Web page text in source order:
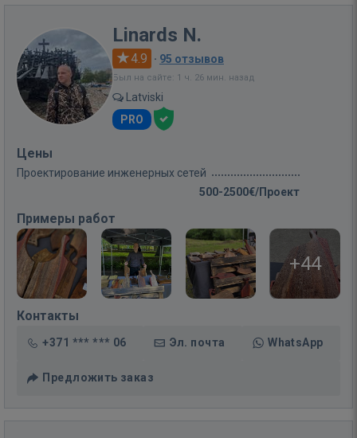
Linards N.
4.9 · 95 отзывов
Был на сайте: 1 ч. 26 мин. назад
Latviski
PRO
Цены
Проектирование инженерных сетей
500-2500€/Проект
Примеры работ
+44
Контакты
+371 *** *** 06 Эл. почта WhatsApp
Предложить заказ